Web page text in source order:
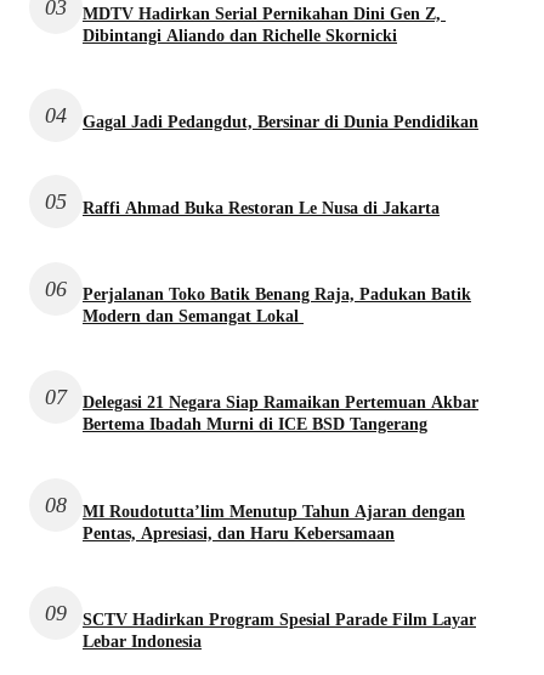
03
MDTV Hadirkan Serial Pernikahan Dini Gen Z,
Dibintangi Aliando dan Richelle Skornicki
04 Gagal Jadi Pedangdut, Bersinar di Dunia Pendidikan
05 Raffi Ahmad Buka Restoran Le Nusa di Jakarta
06
Perjalanan Toko Batik Benang Raja, Padukan Batik
Modern dan Semangat Lokal
07
Delegasi 21 Negara Siap Ramaikan Pertemuan Akbar
Bertema Ibadah Murni di ICE BSD Tangerang
08
MI Roudotutta’lim Menutup Tahun Ajaran dengan
Pentas, Apresiasi, dan Haru Kebersamaan
09
SCTV Hadirkan Program Spesial Parade Film Layar
Lebar Indonesia